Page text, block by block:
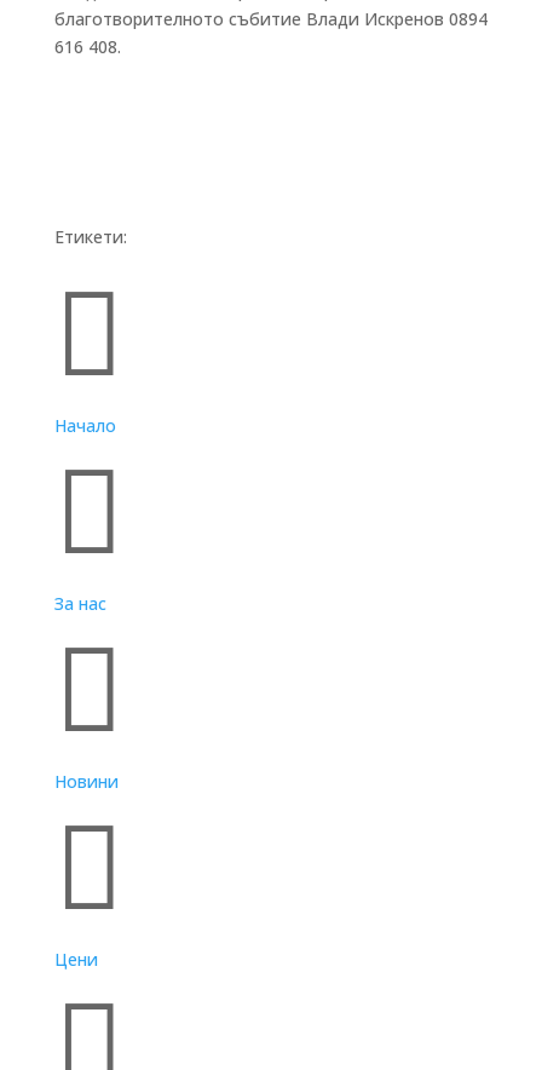
благотворителното събитие Влади Искренов 0894
616 408.
Етикети:

Начало

За нас

Новини

Цени